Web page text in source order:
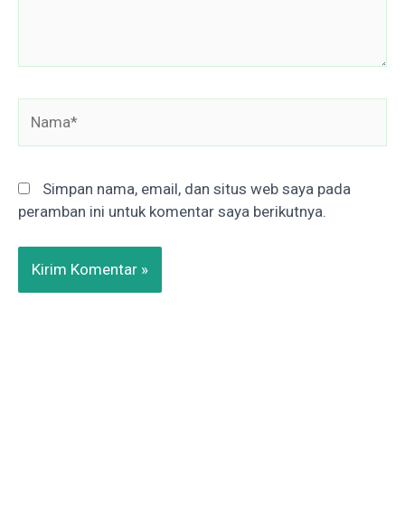
Simpan nama, email, dan situs web saya pada
peramban ini untuk komentar saya berikutnya.